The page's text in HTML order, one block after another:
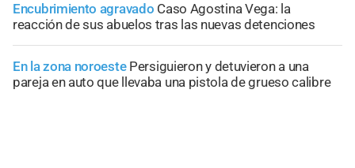
Encubrimiento agravado Caso Agostina Vega: la
reacción de sus abuelos tras las nuevas detenciones
En la zona noroeste Persiguieron y detuvieron a una
pareja en auto que llevaba una pistola de grueso calibre